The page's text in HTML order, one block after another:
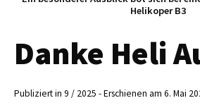
Helikoper B3
Danke Heli
Publiziert in 9 / 2025 - Erschienen am 6. Mai